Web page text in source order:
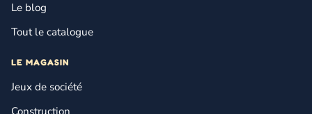
Le blog
Tout le catalogue
LE MAGASIN
Jeux de société
Construction